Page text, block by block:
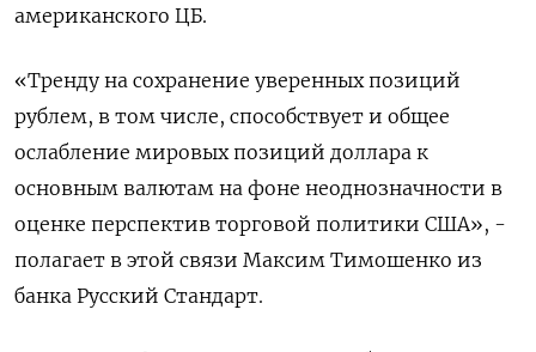
американского ЦБ.
«Тренду на сохранение уверенных позиций
рублем, в том числе, способствует и общее
ослабление мировых позиций доллара к
основным валютам на фоне неоднозначности в
оценке перспектив торговой политики США», -
полагает в этой связи Максим Тимошенко из
банка Русский Стандарт.